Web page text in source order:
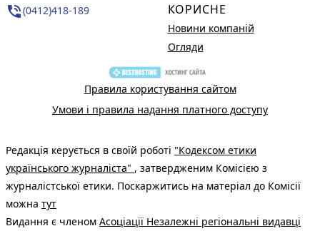
phone_in_talk(0412)418-189 КОРИСНЕ
Новини компаній
Огляди
Правила користування сайтом
Умови і правила надання платного доступу
Редакція керується в своїй роботі "Кодексом етики
українського журналіста" , затвердженим Комісією з
журналістської етики. Поскаржитись на матеріал до Комісії
можна тут
Видання є членом Асоціації Незалежні регіональні видавці